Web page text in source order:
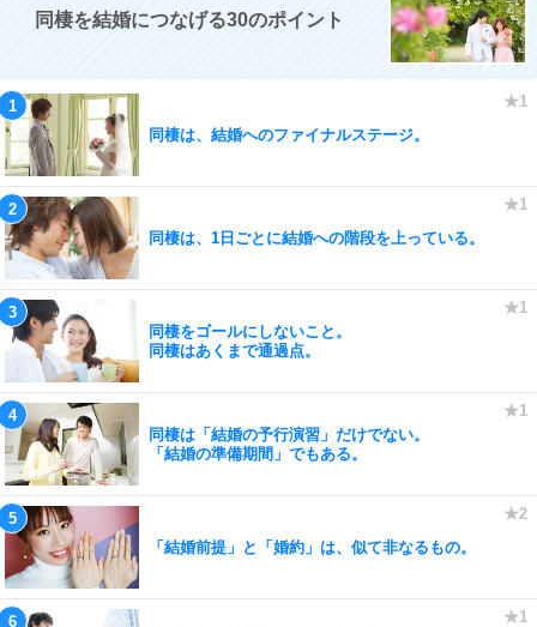
同棲を結婚につなげる30のポイント
同棲は、結婚へのファイナルステージ。
同棲は、1日ごとに結婚への階段を上っている。
同棲をゴールにしないこと。
同棲はあくまで通過点。
同棲は「結婚の予行演習」だけでない。
「結婚の準備期間」でもある。
「結婚前提」と「婚約」は、似て非なるもの。